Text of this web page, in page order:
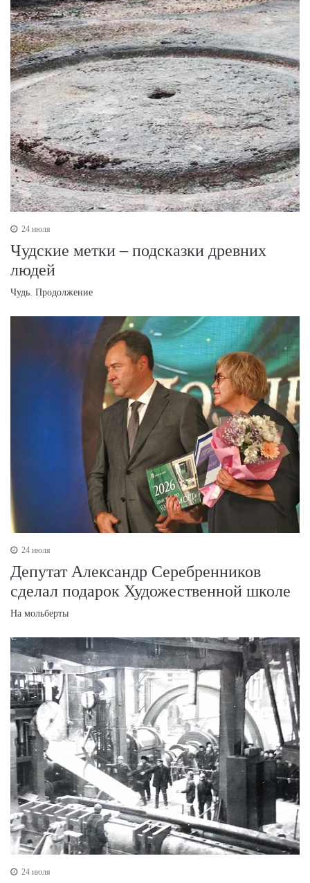
24 июля
Чудские метки – подсказки древних
людей
Чудь. Продолжение
24 июля
Депутат Александр Серебренников
сделал подарок Художественной школе
На мольберты
24 июля